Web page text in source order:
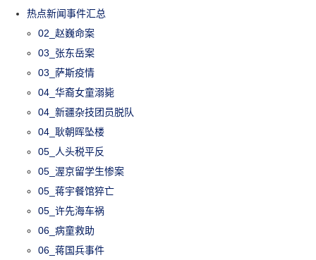
热点新闻事件汇总
02_赵巍命案
03_张东岳案
03_萨斯疫情
04_华裔女童溺毙
04_新疆杂技团员脱队
04_耿朝晖坠楼
05_人头税平反
05_渥京留学生惨案
05_蒋宇餐馆猝亡
05_许先海车祸
06_病童救助
06_蒋国兵事件